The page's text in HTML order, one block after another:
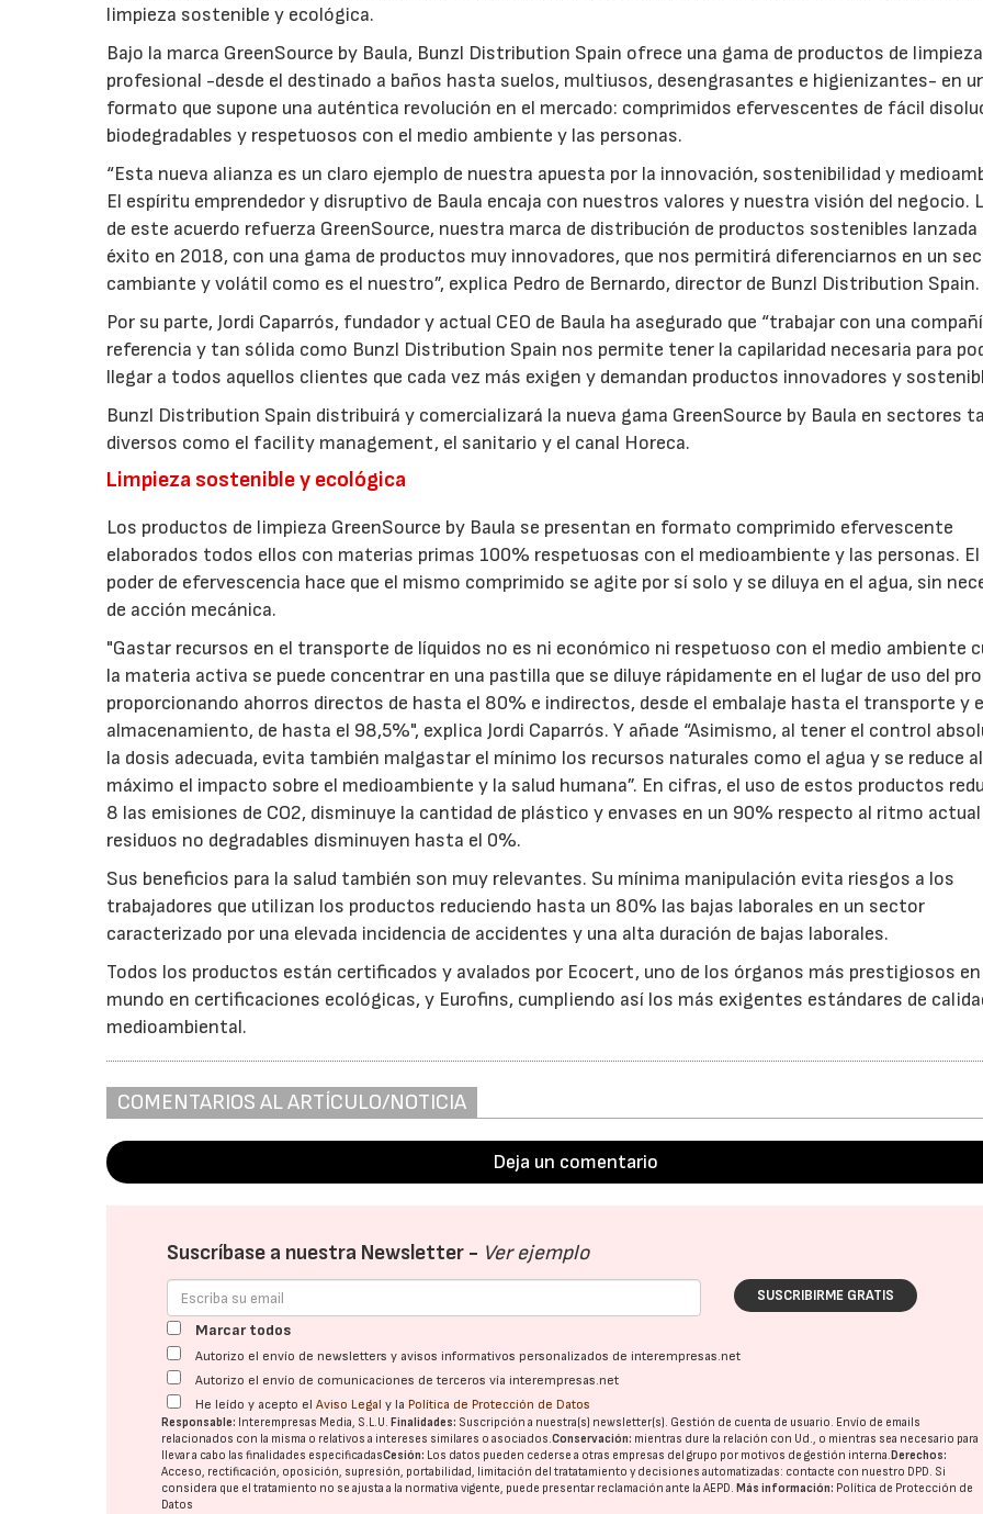
limpieza sostenible y ecológica.
Bajo la marca GreenSource by Baula, Bunzl Distribution Spain ofrece una gama de productos de limpieza
profesional -desde el destinado a baños hasta suelos, multiusos, desengrasantes e higienizantes- en
formato que supone una auténtica revolución en el mercado: comprimidos efervescentes de fácil
biodegradables y respetuosos con el medio ambiente y las personas.
“Esta nueva alianza es un claro ejemplo de nuestra apuesta por la innovación, sostenibilidad y
El espíritu emprendedor y disruptivo de Baula encaja con nuestros valores y nuestra visión del negocio.
de este acuerdo refuerza GreenSource, nuestra marca de distribución de productos sostenibles lanzada
éxito en 2018, con una gama de productos muy innovadores, que nos permitirá diferenciarnos en un
cambiante y volátil como es el nuestro”, explica Pedro de Bernardo, director de Bunzl Distribution Spain.
Por su parte, Jordi Caparrós, fundador y actual CEO de Baula ha asegurado que “trabajar con una
referencia y tan sólida como Bunzl Distribution Spain nos permite tener la capilaridad necesaria para
llegar a todos aquellos clientes que cada vez más exigen y demandan productos innovadores y
Bunzl Distribution Spain distribuirá y comercializará la nueva gama GreenSource by Baula en sectores
diversos como el facility management, el sanitario y el canal Horeca.
Limpieza sostenible y ecológica
Los productos de limpieza GreenSource by Baula se presentan en formato comprimido efervescente
elaborados todos ellos con materias primas 100% respetuosas con el medioambiente y las personas.
poder de efervescencia hace que el mismo comprimido se agite por sí solo y se diluya en el agua, sin
de acción mecánica.
"Gastar recursos en el transporte de líquidos no es ni económico ni respetuoso con el medio ambiente
la materia activa se puede concentrar en una pastilla que se diluye rápidamente en el lugar de uso del
proporcionando ahorros directos de hasta el 80% e indirectos, desde el embalaje hasta el transporte y
almacenamiento, de hasta el 98,5%", explica Jordi Caparrós. Y añade “Asimismo, al tener el control
la dosis adecuada, evita también malgastar el mínimo los recursos naturales como el agua y se reduce al
máximo el impacto sobre el medioambiente y la salud humana”. En cifras, el uso de estos productos
8 las emisiones de CO2, disminuye la cantidad de plástico y envases en un 90% respecto al ritmo
residuos no degradables disminuyen hasta el 0%.
Sus beneficios para la salud también son muy relevantes. Su mínima manipulación evita riesgos a los
trabajadores que utilizan los productos reduciendo hasta un 80% las bajas laborales en un sector
caracterizado por una elevada incidencia de accidentes y una alta duración de bajas laborales.
Todos los productos están certificados y avalados por Ecocert, uno de los órganos más prestigiosos
mundo en certificaciones ecológicas, y Eurofins, cumpliendo así los más exigentes estándares de
medioambiental.
COMENTARIOS AL ARTÍCULO/NOTICIA
Deja un comentario
Suscríbase a nuestra Newsletter - Ver ejemplo
SUSCRIBIRME GRATIS
Marcar todos
Autorizo el envío de newsletters y avisos informativos personalizados de interempresas.net
Autorizo el envío de comunicaciones de terceros vía interempresas.net
He leído y acepto elAviso Legal y la Política de Protección de Datos
Responsable: Interempresas Media, S.L.U. Finalidades: Suscripción a nuestra(s) newsletter(s). Gestión de cuenta de usuario. Envío de emails
relacionados con la misma o relativos a intereses similares o asociados.Conservación: mientras dure la relación con Ud., o mientras sea necesario para
llevar a cabo las finalidades especificadasCesión: Los datos pueden cederse a otras empresas del grupo por motivos de gestión interna. Derechos:
Acceso, rectificación, oposición, supresión, portabilidad, limitación del tratatamiento y decisiones automatizadas: contacte con nuestro DPD. Si
considera que el tratamiento no se ajusta a la normativa vigente, puede presentar reclamación ante laAEPD. Más información: Política de Protección de
Datos